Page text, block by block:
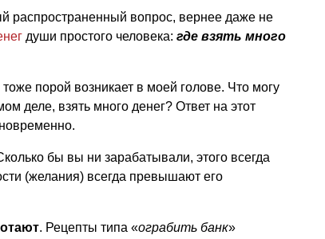
распространенный вопрос, вернее даже не
души простого человека: где взять много
порой возникает в моей голове. Что могу
деле, взять много денег? Ответ на этот
бы вы ни зарабатывали, этого всегда
(желания) всегда превышают его
. Рецепты типа «ограбить банк»